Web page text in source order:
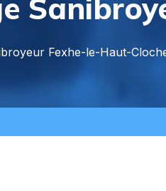
Fexhe-le-Haut-